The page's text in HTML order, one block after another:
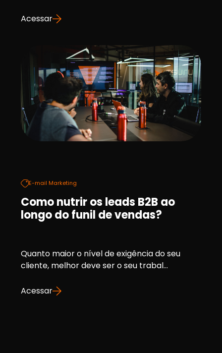
Acessar
E-mail Marketing
Como nutrir os leads B2B ao
longo do funil de vendas?
Quanto maior o nível de exigência do seu
cliente, melhor deve ser o seu trabal...
Acessar